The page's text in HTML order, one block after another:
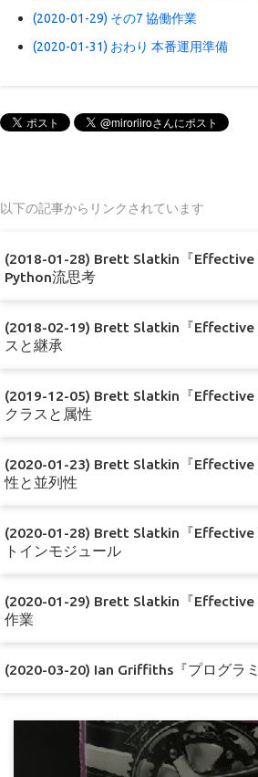
(2020-01-29) その7 協働作業
(2020-01-31) おわり 本番運用準備
以下の記事からリンクされています
(2018-01-28) Brett Slatkin『Effective
Python流思考
(2018-02-19) Brett Slatkin『Effective
スと継承
(2019-12-05) Brett Slatkin『Effective
クラスと属性
(2020-01-23) Brett Slatkin『Effective
性と並列性
(2020-01-28) Brett Slatkin『Effective
トインモジュール
(2020-01-29) Brett Slatkin『Effective
作業
(2020-03-20) Ian Griffiths『プログラ